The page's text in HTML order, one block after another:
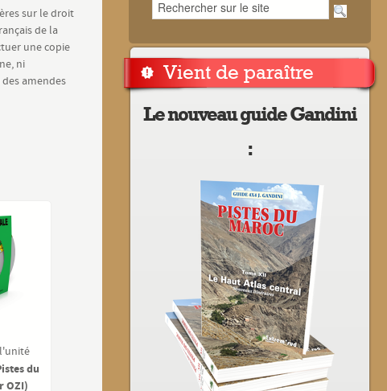
sur le droit
de la
une copie
ni
amendes
l'unité
du
OZI)
Vient de paraître
Le nouveau guide Gandini
: